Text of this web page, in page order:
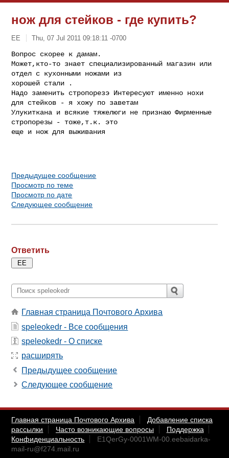
нож для стейков - где купить?
ЕE Thu, 07 Jul 2011 09:18:11 -0700
Вопрос скорее к дамам.
Может,кто-то знает специализированный магазин или
отдел с кухонными ножами из
хорошей стали .
Надо заменить стропорезэ Интересуют именно нохи
для стейков - я хожу по заветам
Улукиткана и всякие тяжелюги не признаю Фирменные
стропорезы - тоже,т.к. это
еще и нож для выживания
Предыдущее сообщение
Просмотр по теме
Просмотр по дате
Следующее сообщение
Ответить
Главная страница Почтового Архива
speleokedr - Все сообщения
speleokedr - О списке
расширять
Предыдущее сообщение
Следующее сообщение
Главная страница Почтового Архива
Добавление списка
рассылки
Часто возникающие вопросы
Поддержка
Конфиденциальность
E1QerGy-0001WM-00.eebaidarka-
mail-ru@f274.mail.ru